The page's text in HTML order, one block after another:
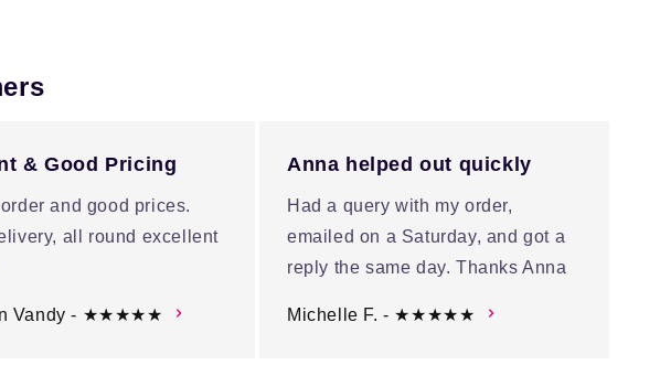
& Good Pricing
and good prices.
all round excellent
Vandy - ★★★★★
Anna helped out quickly
Had a query with my order,
emailed on a Saturday, and got a
reply the same day. Thanks Anna
Michelle F. - ★★★★★